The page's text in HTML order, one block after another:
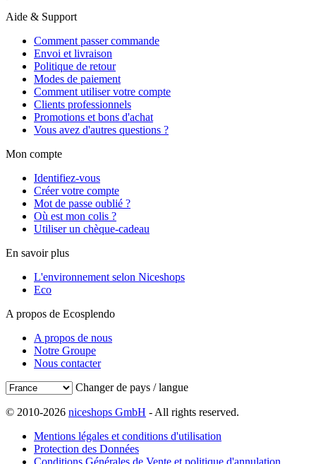
Aide & Support
Comment passer commande
Envoi et livraison
Politique de retour
Modes de paiement
Comment utiliser votre compte
Clients professionnels
Promotions et bons d'achat
Vous avez d'autres questions ?
Mon compte
Identifiez-vous
Créer votre compte
Mot de passe oublié ?
Où est mon colis ?
Utiliser un chèque-cadeau
En savoir plus
L'environnement selon Niceshops
Eco
A propos de Ecosplendo
A propos de nous
Notre Groupe
Nous contacter
Changer de pays / langue
© 2010-2026 niceshops GmbH - All rights reserved.
Mentions légales et conditions d'utilisation
Protection des Données
Conditions Générales de Vente et politique d'annulation